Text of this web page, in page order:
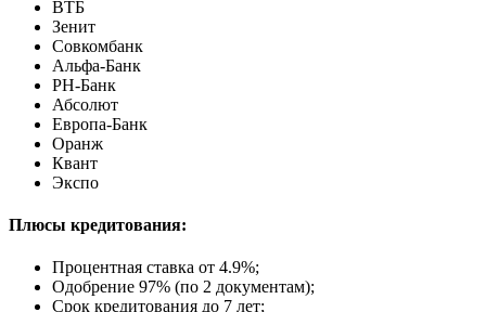
ВТБ
Зенит
Совкомбанк
Альфа-Банк
РН-Банк
Абсолют
Европа-Банк
Оранж
Квант
Экспо
Плюсы кредитования:
Процентная ставка от 4.9%;
Одобрение 97% (по 2 документам);
Срок кредитования до 7 лет;